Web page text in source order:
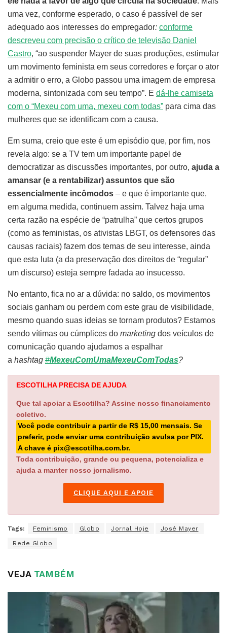
uma vez, conforme esperado, o caso é passível de ser
adequado aos interesses do empregador: conforme
descreveu com precisão o crítico de televisão Daniel
Castro, “ao suspender Mayer de suas produções, estimular
um movimento feminista em seus corredores e forçar o ator
a admitir o erro, a Globo passou uma imagem de empresa
moderna, sintonizada com seu tempo”. E dá-lhe camiseta
com o “Mexeu com uma, mexeu com todas” para cima das
mulheres que se identificam com a causa.
Em suma, creio que este é um episódio que, por fim, nos
revela algo: se a TV tem um importante papel de
democratizar as discussões importantes, por outro, ajuda a
amansar (e a rentabilizar) assuntos que são
essencialmente incômodos – e que é importante que,
em alguma medida, continuem assim. Talvez haja uma
certa razão na espécie de “patrulha” que certos grupos
(como as feministas, os ativistas LBGT, os defensores das
causas raciais) fazem dos temas de seu interesse, ainda
que esta luta (a da preservação dos direitos de “regular”
um discurso) esteja sempre fadada ao insucesso.
No entanto, fica no ar a dúvida: no saldo, os movimentos
sociais ganham ou perdem com este grau de visibilidade,
mesmo quando suas ideias se tornam produtos? Estamos
sendo vítimas ou cúmplices do marketing dos veículos de
comunicação quando ajudamos a espalhar
a hashtag #MexeuComUmaMexeuComTodas?
ESCOTILHA PRECISA DE AJUDA
Que tal apoiar a Escotilha? Assine nosso financiamento
coletivo.
Você pode contribuir a partir de R$ 15,00 mensais. Se
preferir, pode enviar uma contribuição avulsa por PIX.
A chave é pix@escotilha.com.br.
Toda contribuição, grande ou pequena, potencializa e
ajuda a manter nosso jornalismo.
CLIQUE AQUI E APOIE
Tags: Feminismo Globo Jornal Hoje José Mayer
Rede Globo
VEJATAMBÉM